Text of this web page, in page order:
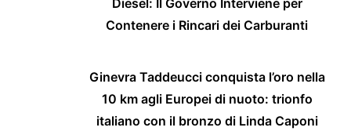
Diesel: Il Governo Interviene per
Contenere i Rincari dei Carburanti
Ginevra Taddeucci conquista l’oro nella
10 km agli Europei di nuoto: trionfo
italiano con il bronzo di Linda Caponi